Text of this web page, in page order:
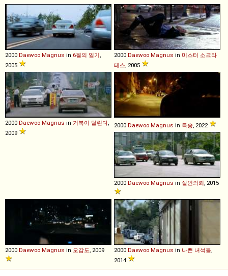
2000 Daewoo Magnus in 6월의 일기,
2005
2000 Daewoo Magnus in 미스터 소크라
테스, 2005
2000 Daewoo Magnus in 거북이 달린다,
2009
2000 Daewoo Magnus in 특송, 2022
2000 Daewoo Magnus in 살인의뢰, 2015
2000 Daewoo Magnus in 오감도, 2009 2000 Daewoo Magnus in 나쁜 녀석들,
2014